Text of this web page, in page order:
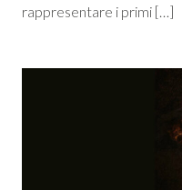
rappresentare i primi […]